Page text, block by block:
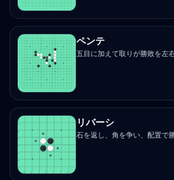
ペンテ
五目に加えて取りが勝敗を左
リバーシ
石を返し、角を争い、配置で